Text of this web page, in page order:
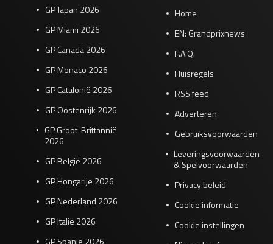
GP Japan 2026
GP Miami 2026
GP Canada 2026
GP Monaco 2026
GP Catalonië 2026
GP Oostenrijk 2026
GP Groot-Brittannië
2026
GP België 2026
GP Hongarije 2026
GP Nederland 2026
GP Italië 2026
GP Spanje 2026
Home
EN: Grandprixnews
F.A.Q.
Huisregels
RSS feed
Adverteren
Gebruiksvoorwaarden
Leveringsvoorwaarden
& Spelvoorwaarden
Privacy beleid
Cookie informatie
Cookie instellingen